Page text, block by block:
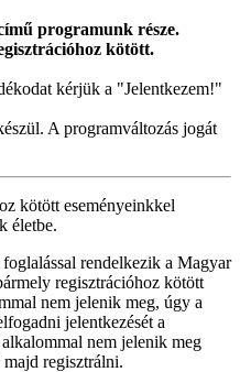
programunk része.
kötött.
kérjük a "Jelentkezem!"
A programváltozás jogát
kötött eseményeinkkel
életbe.
rendelkezik a Magyar
regisztrációhoz kötött
nem jelenik meg, úgy a
jelentkezését a
nem jelenik meg
regisztrálni.